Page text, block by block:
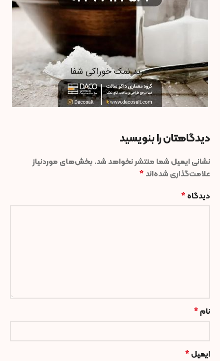
دیدگاهتان را بنویسید
نشانی ایمیل شما منتشر نخواهد شد. بخش‌های موردنیاز
علامت‌گذاری شده‌اند *
دیدگاه *
نام *
ایمیل *